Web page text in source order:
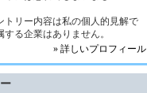
リー内容は私の個人的見解で
る企業はありません。
» 詳しいプロフィール